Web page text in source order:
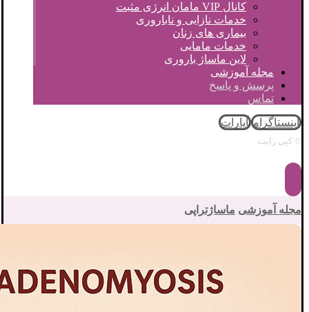
کانال VIP مامان انرژی مثبت
خدمات نازایی و ناباروری
بیماری های زنان
خدمات مامایی
لاین ماساژ باروری
مجله آموزشی
پرسش و پاسخ
تماس
اینستاگرام آپارات
© کپی رایت
مجله آموزشی ماساژتراپی